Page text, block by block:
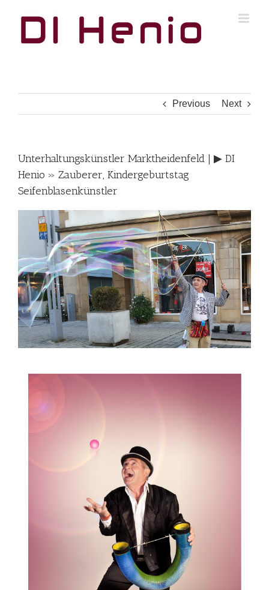
Previous Next
Unterhaltungskünstler Marktheidenfeld | ▶︎ DI
Henio » Zauberer, Kindergeburtstag
Seifenblasenkünstler